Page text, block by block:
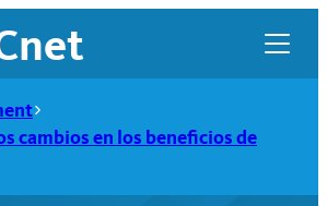
cambios en los beneficios de